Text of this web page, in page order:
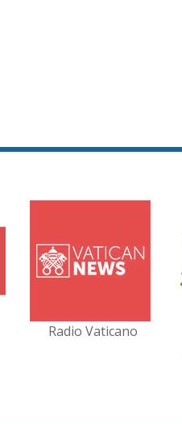
Radio Vaticano